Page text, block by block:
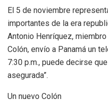
El 5 de noviembre
importantes de la era
Antonio Henríquez,
Colón, envío a Panamá un
7:30 p.m., puede decirse
asegurada”.
Un nuevo Colón